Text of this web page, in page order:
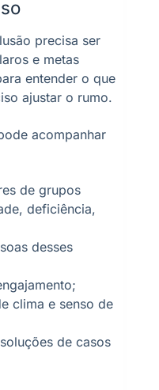
precisa ser
e metas
entender o que
ajustar o rumo.
acompanhar
de grupos
deficiência,
desses
clima e senso de
de casos